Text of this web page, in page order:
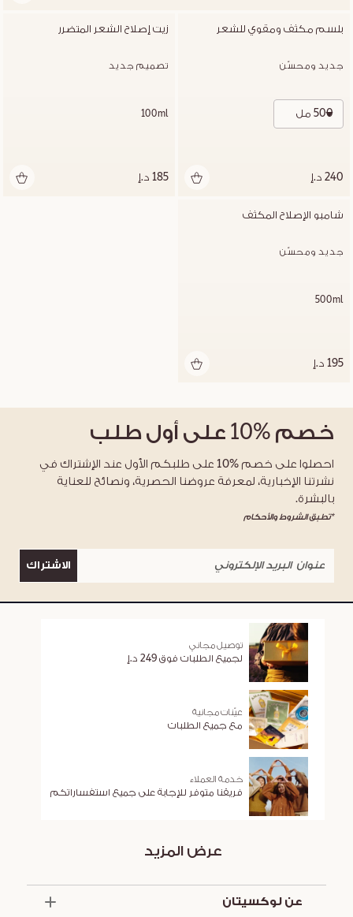
بلسم مكثف ومقوي للشعر
جديد ومحسّن
500 مل
240 د.إ
زيت إصلاح الشعر المتضرر
تصميم جديد
100ml
185 د.إ
شامبو الإصلاح المكثف
جديد ومحسّن
500ml
195 د.إ
خصم %10 على أول طلب
احصلوا على خصم %10 على طلبكم الأول عند الإشتراك في
نشرتنا الإخبارية، لمعرفة عروضنا الحصرية، ونصائح للعناية
بالبشرة.
*تطبق الشروط والأحكام
الاشتراك
توصيل مجاني
لجميع الطلبات فوق 249 د.إ
عيّنات مجانية
مع جميع الطلبات
خدمة العملاء
فريقنا متوفر للإجابة على جميع استفساراتكم
عرض المزيد
عن لوكسيتان